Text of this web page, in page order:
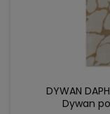
DYWAN
Dywan